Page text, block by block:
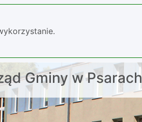
Gminy w Psarach